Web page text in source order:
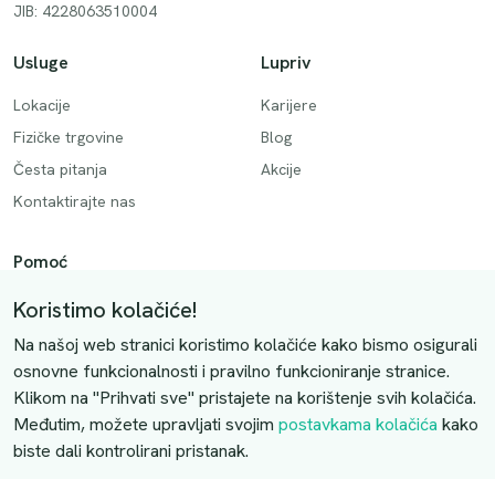
JIB: 4228063510004
Usluge
Lokacije
Fizičke trgovine
Česta pitanja
Kontaktirajte nas
Lupriv
Karijere
Blog
Akcije
Pomoć
Način plaćanja
Dostava
Povrati i otkazivanje
Uslovi kupovine
Kontaktirajte nas
Koristimo kolačiće!
Na našoj web stranici koristimo kolačiće kako bismo osigurali
osnovne funkcionalnosti i pravilno funkcioniranje stranice.
Klikom na "Prihvati sve" pristajete na korištenje svih kolačića.
Međutim, možete upravljati svojim postavkama kolačića kako
biste dali kontrolirani pristanak.